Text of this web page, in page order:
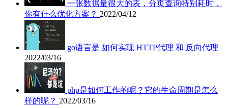
一张数据量很大的表，分页查询特别耗时，
你有什么优化方案？ 2022/04/12
go语言是 如何实现 HTTP代理 和 反向代理
2022/03/16
php是如何工作的呢？它的生命周期是怎么
样的呢？ 2022/03/16